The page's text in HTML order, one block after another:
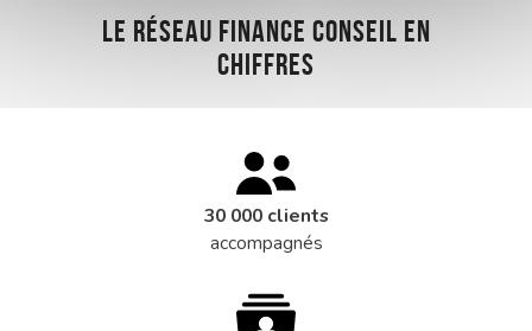
Le réseau Finance Conseil en
chiffres
30 000 clients
accompagnés